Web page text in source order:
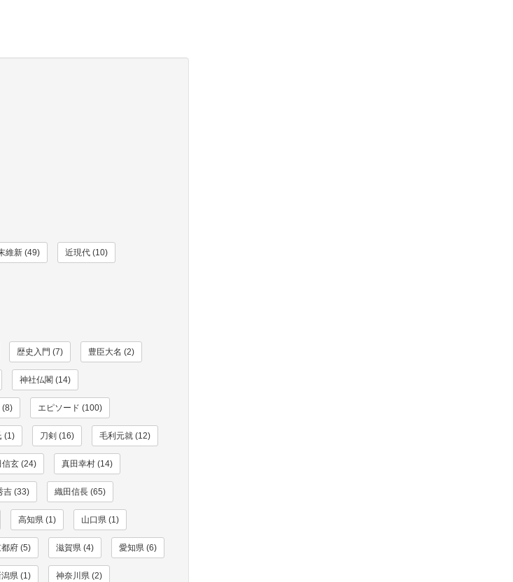
維新 (49) 近現代 (10)
歴史入門 (7) 豊臣大名 (2)
神社仏閣 (14)
(8) エピソード (100)
(1) 刀剣 (16) 毛利元就 (12)
信玄 (24) 真田幸村 (14)
吉 (33) 織田信長 (65)
高知県 (1) 山口県 (1)
府 (5) 滋賀県 (4) 愛知県 (6)
県 (1) 神奈川県 (2)